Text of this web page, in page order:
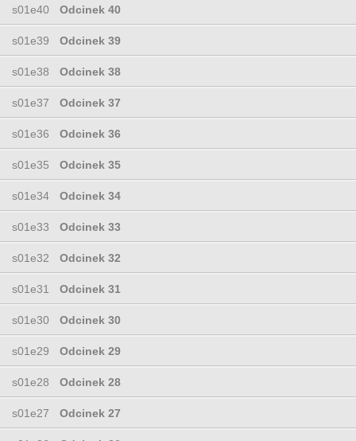
s01e40 Odcinek 40
s01e39 Odcinek 39
s01e38 Odcinek 38
s01e37 Odcinek 37
s01e36 Odcinek 36
s01e35 Odcinek 35
s01e34 Odcinek 34
s01e33 Odcinek 33
s01e32 Odcinek 32
s01e31 Odcinek 31
s01e30 Odcinek 30
s01e29 Odcinek 29
s01e28 Odcinek 28
s01e27 Odcinek 27